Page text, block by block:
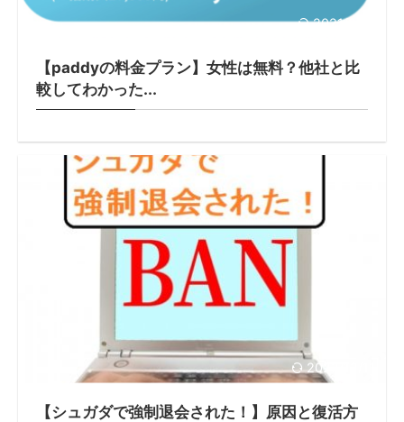
2021/2/14
【paddyの料金プラン】女性は無料？他社と比
較してわかった...
2022/12/11
【シュガダで強制退会された！】原因と復活方